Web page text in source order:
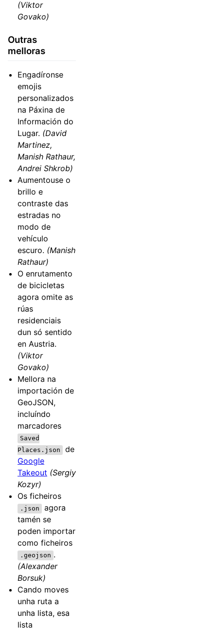
(Viktor
Govako)
Outras
melloras
Engadíronse
emojis
personalizados
na Páxina de
Información do
Lugar. (David
Martinez,
Manish Rathaur,
Andrei Shkrob)
Aumentouse o
brillo e
contraste das
estradas no
modo de
vehículo
escuro. (Manish
Rathaur)
O enrutamento
de bicicletas
agora omite as
rúas
residenciais
dun só sentido
en Austria.
(Viktor
Govako)
Mellora na
importación de
GeoJSON,
incluíndo
marcadores
Saved
Places.json
de
Google
Takeout (Sergiy
Kozyr)
Os ficheiros
.json
agora
tamén se
poden importar
como ficheiros
.geojson .
(Alexander
Borsuk)
Cando moves
unha ruta a
unha lista, esa
lista